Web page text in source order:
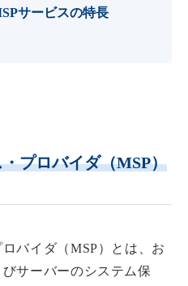
サービスの特長
プロバイダ（MSP）
バイダ（MSP）とは、お
サーバーのシステム保